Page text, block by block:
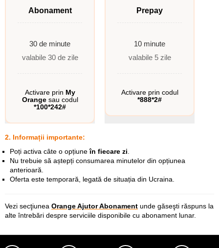
Abonament
30 de minute
valabile 30 de zile
Activare prin My
Orangesau codul
*100*242#
Prepay
10 minute
valabile 5 zile
Activare prin codul
*888*2#
2. Informații importante:
Poți activa câte o opțiuneîn fiecare zi
Nu trebuie să aștepți consumarea minutelor din opțiunea
anterioară.
Oferta este temporară, legată de situația din Ucraina.
Vezi secţiunea Orange Ajutor Abonament unde găseşti răspuns la
alte întrebări despre serviciile disponibile cu abonament lunar.